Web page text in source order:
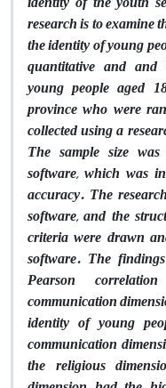
research is to examine
the identity of young
quantitative and and
young people aged
province who were
collected using a
The sample size
software, which was
accuracy. The
software, and the
criteria were drawn
software. The
Pearson
communication
identity of young
communication
the religious